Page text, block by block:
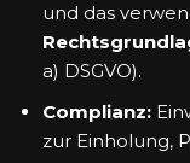
und das
a) DSGVO).
Complianz:
zur Einholung,